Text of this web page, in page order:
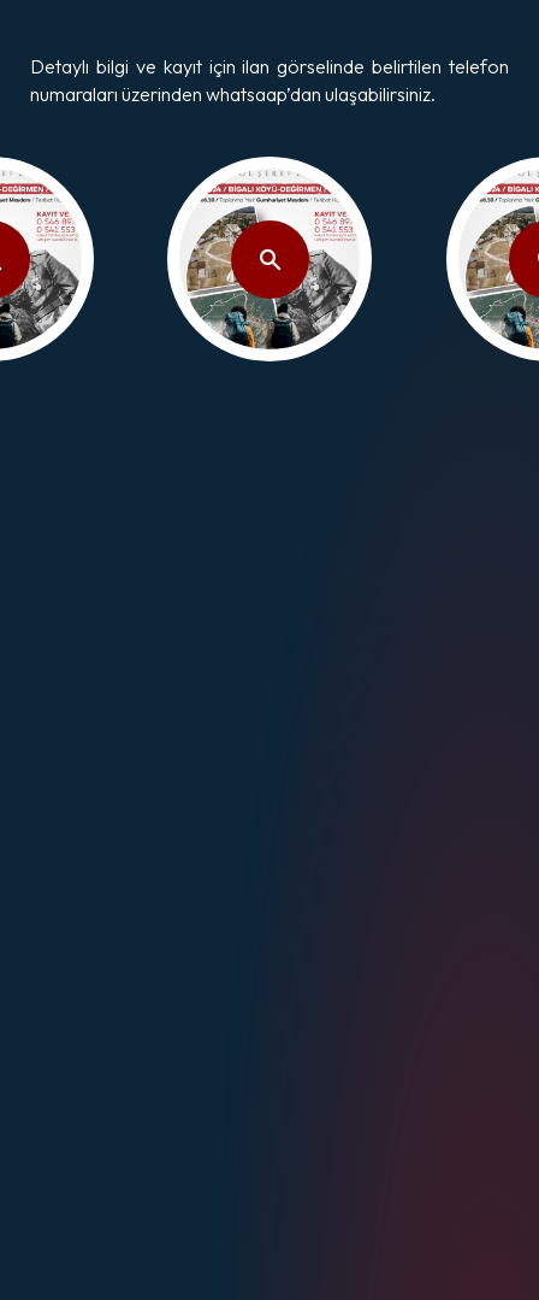
Detaylı bilgi ve kayıt için ilan görselinde belirtilen telefon
numaraları üzerinden whatsaap’dan ulaşabilirsiniz.